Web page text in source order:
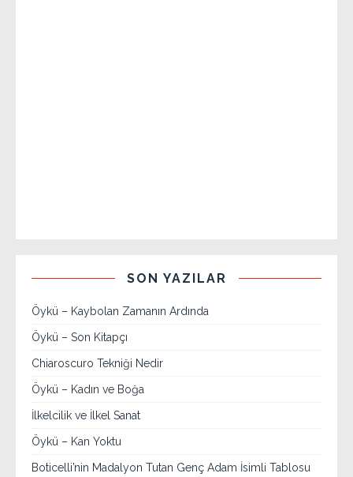
SON YAZILAR
Öykü – Kaybolan Zamanın Ardında
Öykü – Son Kitapçı
Chiaroscuro Tekniği Nedir
Öykü – Kadın ve Boğa
İlkelcilik ve İlkel Sanat
Öykü – Kan Yoktu
Boticelli’nin Madalyon Tutan Genç Adam İsimli Tablosu